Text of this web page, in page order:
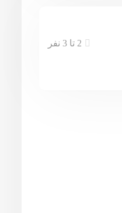
2 تا 3 نفر